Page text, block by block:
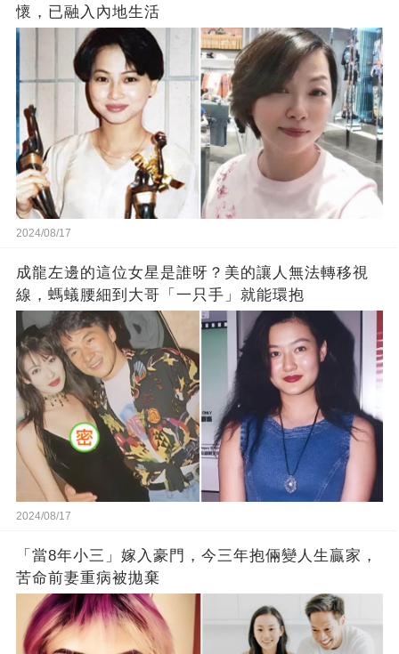
懷，已融入內地生活
2024/08/17
成龍左邊的這位女星是誰呀？美的讓人無法轉移視
線，螞蟻腰細到大哥「一只手」就能環抱
2024/08/17
「當8年小三」嫁入豪門，今三年抱倆變人生贏家，
苦命前妻重病被拋棄